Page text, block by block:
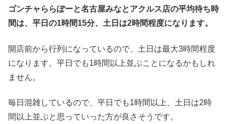
ゴンチャららぽーと名古屋みなとアクルス店の平均待ち時
間は、平日の1時間15分、土日は2時間程度になります。
開店前から行列になっているので、土日は最大3時間程度
になります。平日でも1時間以上並ぶことになるかもしれ
ません。
毎日混雑しているので、平日でも1時間以上、土日は2時
間以上並ぶと思っていった方が良さそうです。